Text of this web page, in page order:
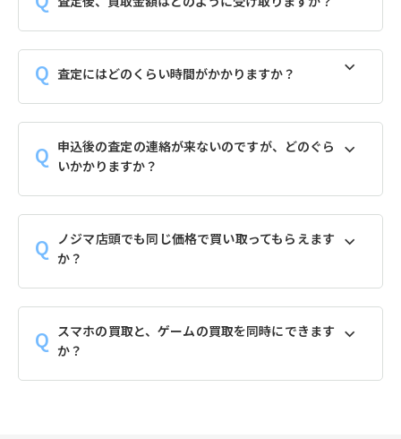
査定にはどのくらい時間がかかりますか？
申込後の査定の連絡が来ないのですが、どのぐら
いかかりますか？
ノジマ店頭でも同じ価格で買い取ってもらえます
か？
スマホの買取と、ゲームの買取を同時にできます
か？